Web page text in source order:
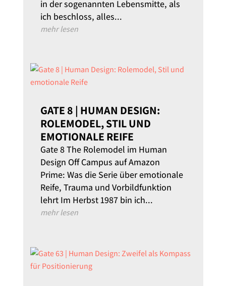
in der sogenannten Lebensmitte, als
ich beschloss, alles...
mehr lesen
GATE 8 | HUMAN DESIGN:
ROLEMODEL, STIL UND
EMOTIONALE REIFE
Gate 8 The Rolemodel im Human
Design Off Campus auf Amazon
Prime: Was die Serie über emotionale
Reife, Trauma und Vorbildfunktion
lehrt Im Herbst 1987 bin ich...
mehr lesen